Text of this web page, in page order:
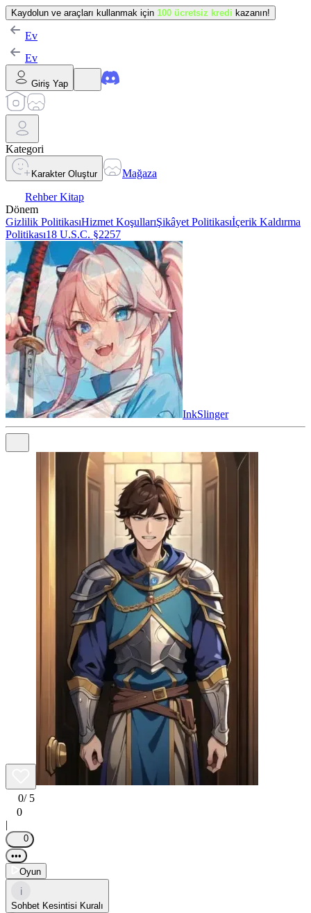
Kaydolun ve araçları kullanmak için 100 ücretsiz kredi kazanın!
Ev
Ev
Giriş Yap
Kategori
Karakter Oluştur
Mağaza
Rehber Kitap
Dönem
Gizlilik PolitikasıHizmet KoşullarıŞikâyet Politikasıİçerik Kaldırma
Politikası18 U.S.C. §2257
InkSlinger
0/ 5
0
|
0
•••
Oyun
i
Sohbet Kesintisi Kuralı